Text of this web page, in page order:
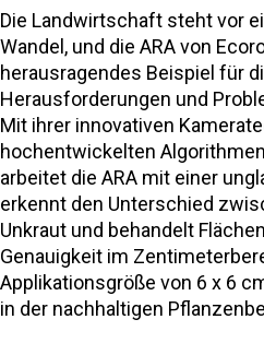
Die Landwirtschaft steht vor
Wandel, und die ARA von
herausragendes Beispiel für
Herausforderungen und
Mit ihrer innovativen
hochentwickelten
arbeitet die ARA mit einer
erkennt den Unterschied
Unkraut und behandelt
Genauigkeit im
Applikationsgröße von 6 x 6
in der nachhaltigen